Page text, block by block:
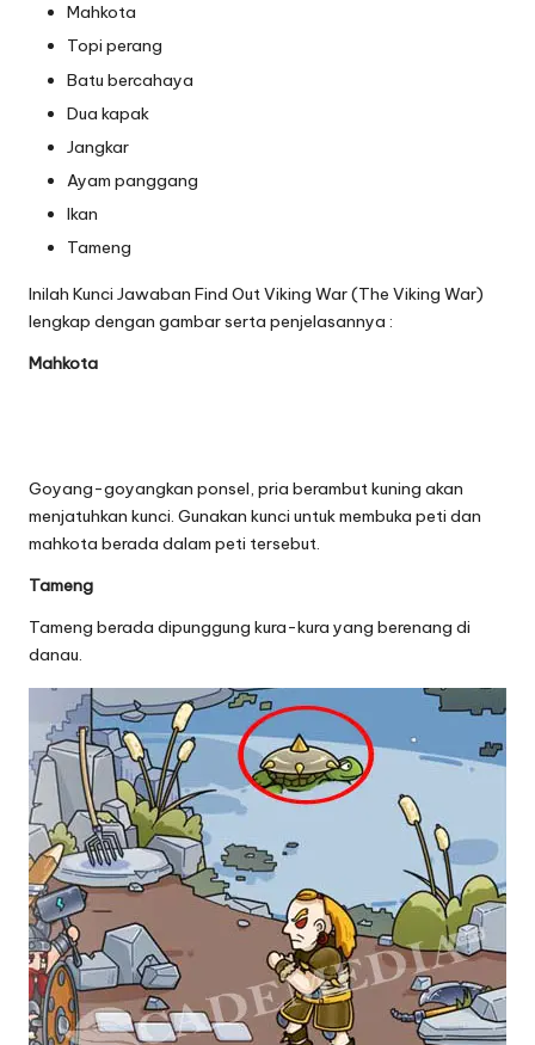
Mahkota
Topi perang
Batu bercahaya
Dua kapak
Jangkar
Ayam panggang
Ikan
Tameng
Inilah Kunci Jawaban Find Out Viking War (The Viking War)
lengkap dengan gambar serta penjelasannya :
Mahkota
Goyang-goyangkan ponsel, pria berambut kuning akan
menjatuhkan kunci. Gunakan kunci untuk membuka peti dan
mahkota berada dalam peti tersebut.
Tameng
Tameng berada dipunggung kura-kura yang berenang di
danau.